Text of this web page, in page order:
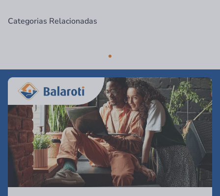
Categorias Relacionadas